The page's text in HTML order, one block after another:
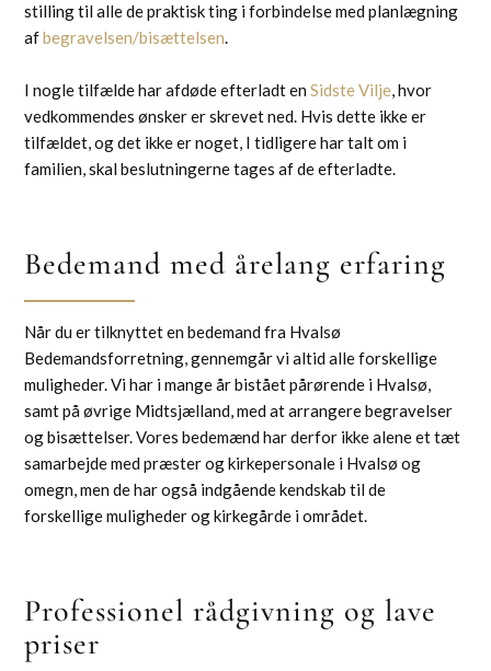
stilling til alle de praktisk ting i forbindelse med planlægning
afbegravelsen/bisættelsen.
I nogle tilfælde har afdøde efterladt enSidste Vilje, hvor
vedkommendes ønsker er skrevet ned. Hvis dette ikke er
tilfældet, og det ikke er noget, I tidligere har talt om i
familien, skal beslutningerne tages af de efterladte.
Bedemand med årelang erfaring
Når du er tilknyttet en bedemand fra Hvalsø
Bedemandsforretning, gennemgår vi altid alle forskellige
muligheder. Vi har i mange år bistået pårørende i Hvalsø,
samt på øvrige Midtsjælland, med at arrangere begravelser
og bisættelser. Vores bedemænd har derfor ikke alene et tæt
samarbejde med præster og kirkepersonale i Hvalsø og
omegn, men de har også indgående kendskab til de
forskellige muligheder og kirkegårde i området.
Professionel rådgivning og lave
priser